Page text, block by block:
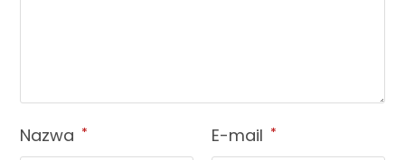
Nazwa * E-mail *